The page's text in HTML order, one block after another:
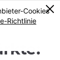
0